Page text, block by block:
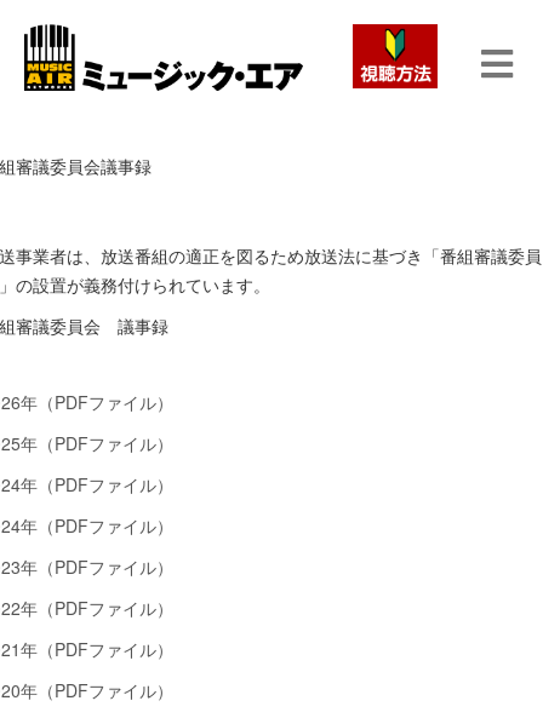
審議委員会議事録
事業者は、放送番組の適正を図るため放送法に基づき「番組審議委員
の設置が義務付けられています。
審議委員会 議事録
年（PDFファイル）
年（PDFファイル）
年（PDFファイル）
年（PDFファイル）
年（PDFファイル）
年（PDFファイル）
年（PDFファイル）
年（PDFファイル）